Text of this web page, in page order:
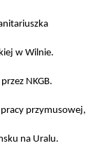
w Wilnie.
NKGB.
przymusowej,
na Uralu.